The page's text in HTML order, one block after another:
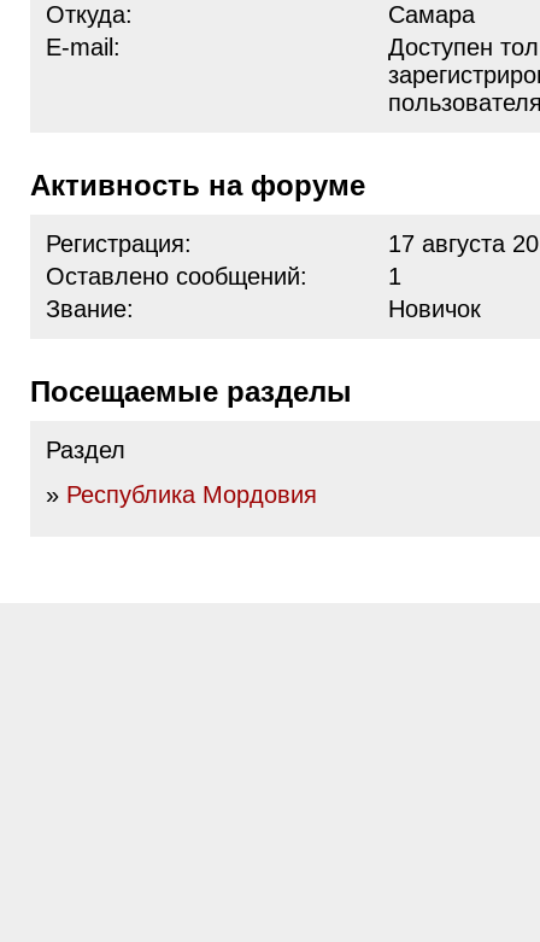
Откуда:
Самара
E-mail:
Доступен
Активность на форуме
Регистрация:
17 августа
Оставлено сообщений:
1
Звание:
Новичок
Посещаемые разделы
Раздел
» Республика Мордовия